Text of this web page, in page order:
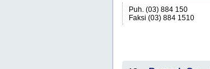
Puh. (03) 884 150
Faksi (03) 884 1510